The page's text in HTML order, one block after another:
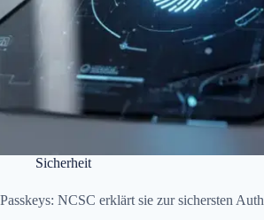
Sicherheit
Passkeys: NCSC erklärt sie zur sichersten